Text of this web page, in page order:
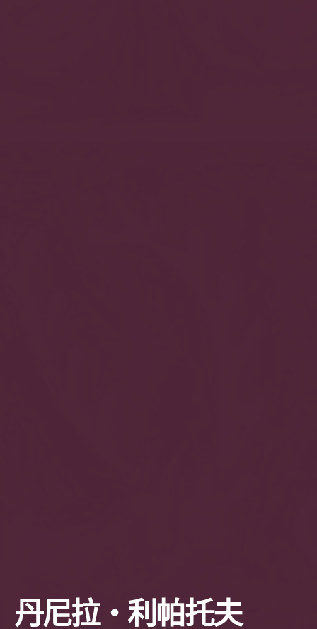
丹尼拉・利帕托夫